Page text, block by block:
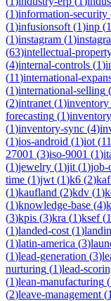
(1)information-security
(1)infusionsoft (1)inp (1
(1)instagram (1)
(63)intellectual-
(4)internal-controls (1)
(11)international-
(1)international-selling (
(2)intranet (1)inventory
forecasting (1)
(1)inventory-sync (4)
(1)ios-android (1)iot (11
27001 (3)iso-9001 (1)
(1)jewelry (1)jit (1)job-
time (1)jwt (1)k6 (2)
(1)kaufland (2)kdv (1)
(1)knowledge-base (4)
(3)kpis (3)kra (1)ksef(1
(1)landed-cost (1)
(1)latin-america (3)
(1)lead-generation (3)
nurturing (1)lead-
(1)lean-manufacturing (
(2)leave-management (1